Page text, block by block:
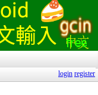
login register